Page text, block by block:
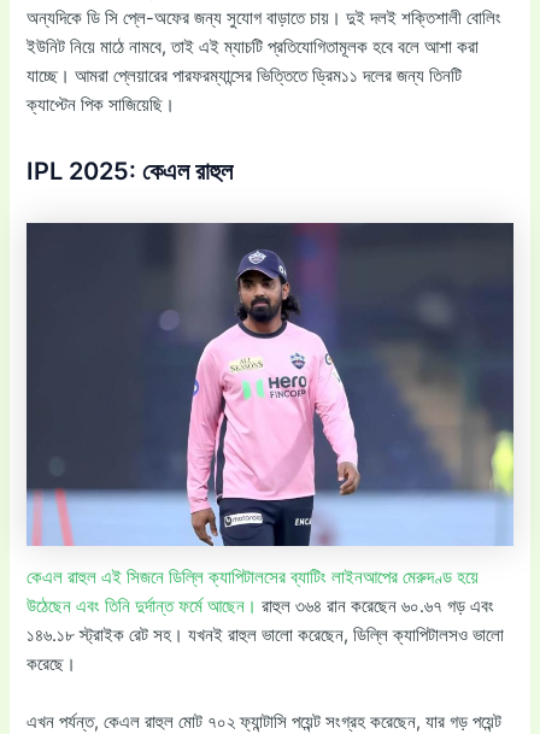
অন্যদিকে ডি সি প্লে-অফের জন্য সুযোগ বাড়াতে চায়। দুই দলই শক্তিশালী বোলিং
ইউনিট নিয়ে মাঠে নামবে, তাই এই ম্যাচটি প্রতিযোগিতামূলক হবে বলে আশা করা
যাচ্ছে। আমরা প্লেয়ারের পারফরম্যান্সের ভিত্তিতে ড্রিম১১ দলের জন্য তিনটি
ক্যাপ্টেন পিক সাজিয়েছি।
IPL 2025: কেএল রাহুল
কেএল রাহুল এই সিজনে ডিল্লি ক্যাপিটালসের ব্যাটিং লাইনআপের মেরুদণ্ড হয়ে
উঠেছেন এবং তিনি দুর্দান্ত ফর্মে আছেন। রাহুল ৩৬৪ রান করেছেন ৬০.৬৭ গড় এবং
১৪৬.১৮ স্ট্রাইক রেট সহ। যখনই রাহুল ভালো করেছেন, ডিল্লি ক্যাপিটালসও ভালো
করেছে।
এখন পর্যন্ত, কেএল রাহুল মোট ৭০২ ফ্যান্টাসি পয়েন্ট সংগ্রহ করেছেন, যার গড় পয়েন্ট